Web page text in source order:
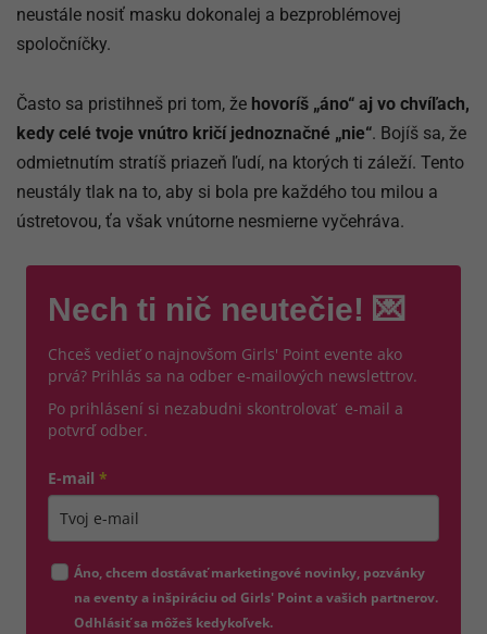
neustále nosiť masku dokonalej a bezproblémovej
spoločníčky.
Často sa pristihneš pri tom, že hovoríš „áno“ aj vo chvíľach,
kedy celé tvoje vnútro kričí jednoznačné „nie“. Bojíš sa, že
odmietnutím stratíš priazeň ľudí, na ktorých ti záleží. Tento
neustály tlak na to, aby si bola pre každého tou milou a
ústretovou, ťa však vnútorne nesmierne vyčehráva.
Nech ti nič neutečie! 💌
Chceš vedieť o najnovšom Girls' Point evente ako
prvá? Prihlás sa na odber e-mailových newslettrov.
Po prihlásení si nezabudni skontrolovať e-mail a
potvrď odber.
E-mail *
Áno, chcem dostávať marketingové novinky, pozvánky
na eventy a inšpiráciu od Girls' Point a vašich partnerov.
Odhlásiť sa môžeš kedykoľvek.